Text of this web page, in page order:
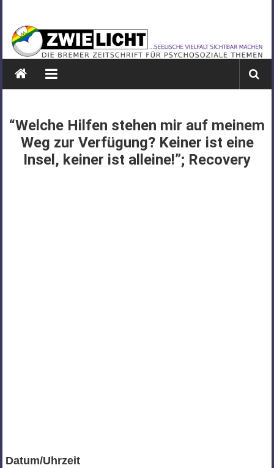
springen
ZWIELICHT
BREMEN
DIE
PSYCHOSOZIALE
THEMEN
“Welche Hilfen stehen mir auf meinem
Weg zur Verfügung? Keiner ist eine
Insel, keiner ist alleine!”; Recovery
Datum/Uhrzeit